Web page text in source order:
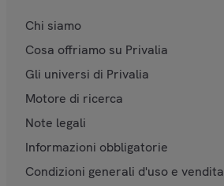
Chi siamo
Cosa offriamo su Privalia
Gli universi di Privalia
Motore di ricerca
Note legali
Informazioni obbligatorie
Condizioni generali d'uso e vendita